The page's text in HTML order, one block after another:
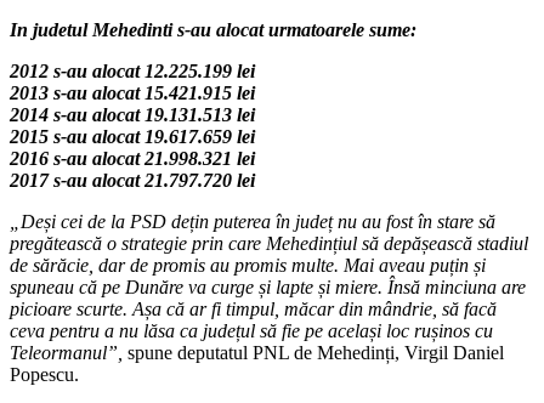
In judetul Mehedinti s-au alocat urmatoarele sume:
2012 s-au alocat 12.225.199 lei
2013 s-au alocat 15.421.915 lei
2014 s-au alocat 19.131.513 lei
2015 s-au alocat 19.617.659 lei
2016 s-au alocat 21.998.321 lei
2017 s-au alocat 21.797.720 lei
„Deși cei de la PSD dețin puterea în județ nu au fost în stare să
pregătească o strategie prin care Mehedințiul să depășească stadiul
de sărăcie, dar de promis au promis multe. Mai aveau puțin și
spuneau că pe Dunăre va curge și lapte și miere. Însă minciuna are
picioare scurte. Așa că ar fi timpul, măcar din mândrie, să facă
ceva pentru a nu lăsa ca județul să fie pe același loc rușinos cu
Teleormanul”, spune deputatul PNL de Mehedinți, Virgil Daniel
Popescu.